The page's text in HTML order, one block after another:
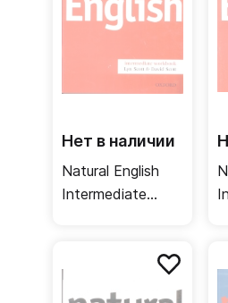
Нет в наличии
Natural English
Intermediate